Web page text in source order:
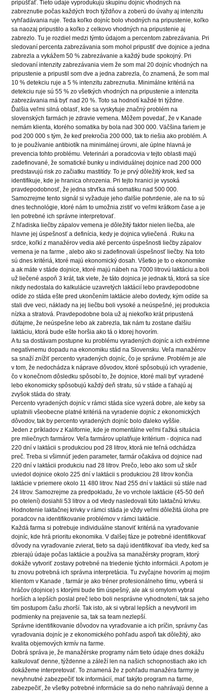
pripúšťať. Tieto údaje vyprodukujú skupinu dojníc vhodných na
zabreznutie počas každých troch týždňov a zoberú do úvahy aj intenzitu
vyhľadávania ruje. Teda koľko dojníc bolo vhodných na pripustenie, koľko
sa naozaj pripustilo a koľko z celkovo vhodných na pripustenie aj
zabrezlo. Tu je rozdiel medzi týmto údajom a percentom zabrezávania. Pri
sledovaní percenta zabrezávania som mohol pripustiť dve dojnice a jedna
zabrezla a vykážem 50 % zabrezávanie a každý bude spokojný. Pri
sledovaní intenzity zabrezávania viem že som mal 20 dojníc vhodných na
pripustenie a pripustil som dve a jedna zabrezla, čo znamená, že som mal
10 % detekciu ruje a 5 % intenzitu zabreznutia. Minimálne kritériá na
detekciu ruje sú 55 % zo všetkých vhodných na pripustenie a intenzita
zabrezávania má byť nad 20 %. Toto sa hodnotí každé tri týždne.
Ďalšia veľmi silná oblasť, kde sa vyskytuje značný problém na
slovenských farmách je zdravie vemena. Môžem povedať, že v Kanade
nemám klienta, ktorého somatika by bola nad 300 000. Väčšina fariem je
pod 200 000 s tým, že keď prekročia 200 000, tak to riešia ako problém. A
to je používanie antibiotík na minimálnej úrovni, ale úplne hlavná je
prevencia tohto problému. Veterinári a poradcovia v tejto oblasti majú
zadefinované, že somatické bunky u individuálnej dojnice nad 200 000
predstavujú risk zo začiatku mastitídy. To je prvý dôležitý krok, keď sa
identifikuje, kde je hranica ohrozenia. Pri tejto hranici je vysoká
pravdepodobnosť, že jedna strvťka má somatiku nad 500 000.
Samozrejme tento signál si vyžaduje jeho ďalšie potvrdenie, ale na to sú
dnes technológie, ktoré nám to umožnia zistiť vo veľmi krátkom čase a je
len potrebné ich správne interpretovať.
Z hľadiska liečby zápalov vemena je dôležitý faktor nielen liečba, ale
hlavne jej úspešnosť a definícia, kedy je dojnica vyliečená . Ruku na
srdce, koľkí z manažérov vedia aké percento úspešnosti liečby zápalov
vemena je na farme , alebo ako si zadefinovali úspešnosť liečby. Na toto
sú dnes kritériá, ktoré majú ekonomický dosah. Všetko je to o ekonomike
a ak máte v stáde dojnice, ktoré majú nábeh na 7000 litrovú laktáciu a boli
už liečené aspoň 3 krát, tak viete, že táto dojnica je jednak tá, ktorá sa síce
nikdy nedostala do kalkulácie uzavretých laktácií lebo pravdepodobne
odíde zo stáda ešte pred ukončením laktácie alebo dovtedy, kým odíde sa
stali dve veci, náklady na jej liečbu boli vysoké a neúspešné, jej produkcia
nízka a stratová. Pravdepodobne bola už aj niekoľko krát pripustená
dúfajme, že neúspešne lebo ak zabrezla, tak nám tu zostane ďalšiu
laktáciu, ktorá bude ešte horšia ako tá o ktorej hovorím.
A tu sa dostávam postupne ku problému vyradených dojníc a ich extrémne
negatívnemu dopadu na ekonomiku stád na Slovensku. Veľa manažérov
sa snaží znížiť percento vyradených dojníc, čo je správne. Problém je ale
v tom, že nedochádza k náprave dôvodov, ktoré spôsobujú ich vyradenie,
čo v konečnom dôsledku spôsobí to, že dojnice, ktoré mali byť vyradené
lebo ekonomicky spôsobujú každý deň stratu, sú v stáde a ťahajú aj
zvyšok stáda do straty.
Percento vyradených dojníc v rámci stáda síce vyzerá dobre, ale keby sa
uplatnili všeobecne platné kritériá na vyradenie dojníc z ekonomických
dôvodov, tak by percento vyradených dojníc bolo ďaleko vyššie.
Jeden z príkladov z Kalifornie, kde je momentálne veľmi ťažká situácia
pre mliečnych farmárov. Veľa farmárov uplatňuje kritérium - dojnica nad
220 dní v laktácii s produkciou pod 28 litrov, ktorá nie teľná odchádza
preč. Treba si všimnúť jeden parameter, farmár očakáva od dojnice nad
220 dní v laktácii produkciu nad 28 litrov. Prečo, lebo ako som už skôr
uviedol dojnice okolo 225 dní v laktácii s produkciou 28 litrov končia
laktácie v priemere okolo 11 480 litrov. Nad 255 dní v laktácii sú stále nad
24 litrov. Samozrejme za predpokladu, že vo vrchole laktácie (45-50 deň
po otelení) dosiahli 53 litrov a od vtedy nasledovali túto laktačnú krivku.
Hodnotenie laktačnej krivky v rámci stáda je vždy veľmi dôležitá úloha pre
poradcov na identifikovanie problémov v rámci laktácie.
Každá farma si potrebuje individuálne stanoviť kritériá na vyraďovanie
dojníc, kde hrá prioritu ekonomika. V ďalšej fáze je potrebné identifikovať
dôvody na vyraďovanie zvierat, tieto sa dajú identifikovať iba vtedy, keď sa
zbierajú údaje počas laktácie a používa sa manažérsky program, ktorý
dokáže vytvoriť zostavy potrebné na triedenie týchto informácii. A potom je
tu znovu potrebná ich správna interpretácia. Tu zvyčajne hovorím aj mojim
klientom v Kanade , farmár je ako tréner profesionálneho tímu, vyberá si
hráčov (dojnice) s ktorými bude tím úspešný, ale ak si omylom vybral
horších a lepších poslal preč lebo boli nesprávne vyhodnotení, tak sa jeho
tím postupom čašu zhorší. Tak isto, ak si vybral lepších a nevytvoril im
podmienky na prejavenie sa, tak sa team nezlepší.
Správne identifikovanie dôvodov na vyraďovanie a ich príčin, správny čas
vyraďovania dojníc je z ekonomického pohľadu aspoň tak dôležitý, ako
kvalita objemových krmív na farme.
Dobrá správa je, že manažérske programy nám tieto údaje dnes dokážu
kalkulovať denne, týždenne a záleží len na našich schopnostiach ako ich
dokážeme interpretovať. To znamená že z pohľadu manažéra farmy je
nevyhnutné zabezpečiť tok informácií, mať takýto program na farme,
zabezpečiť, že všetky potrebné informácie sa do neho nahrávajú denne a